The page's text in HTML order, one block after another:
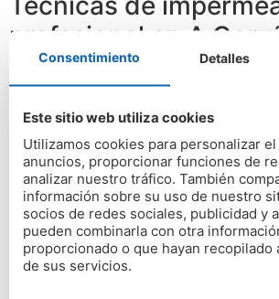
profesional en A
(membranas líquidas de poliuretano,
o tratamientos con resina epoxi)
superficie y la exposición a la
soluciones se aplican sobre la terraza
profunda y la reparación previa de
desperfectos.
Además, ajustamos las pendientes
Consentimiento Detalles
Este sitio web utiliza cookies
Utilizamos cookies para personalizar
anuncios, proporcionar funciones de
analizar nuestro tráfico. También
información sobre su uso de nuestro
socios de redes sociales, publicidad y
pueden combinarla con otra
proporcionado o que hayan recopilado
de sus servicios.